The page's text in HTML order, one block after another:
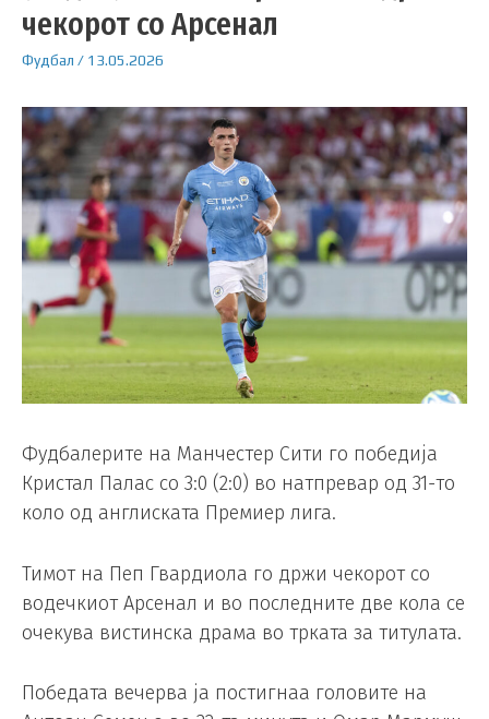
чекорот со Арсенал
Фудбал / 13.05.2026
Фудбалерите на Манчестер Сити го победија
Кристал Палас со 3:0 (2:0) во натпревар од 31-то
коло од англиската Премиер лига.
Тимот на Пеп Гвардиола го држи чекорот со
водечкиот Арсенал и во последните две кола се
очекува вистинска драма во трката за титулата.
Победата вечерва ја постигнаа головите на